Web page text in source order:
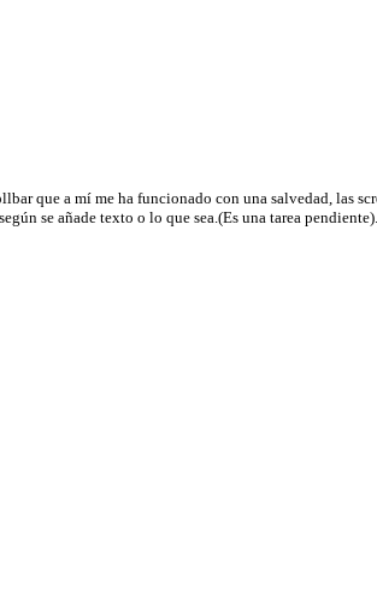
que a mí me ha funcionado con una salvedad, las
se añade texto o lo que sea.(Es una tarea pendiente).